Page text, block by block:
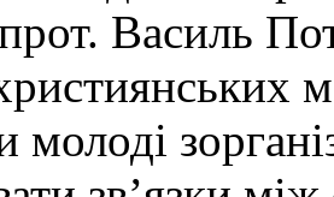
Василь
молоді